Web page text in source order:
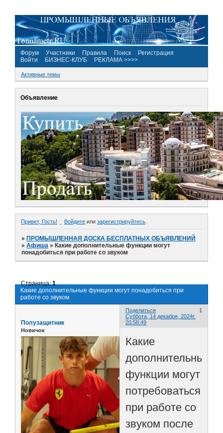
Форум Участники Правила Поиск
Регистрация
Войти
БИЗНЕС-КЛУБ РЕКЛАМА >>>>
Активные темы
Объявление
Привет, Гость! Войдите или зарегистрируйтесь
»ПРОМЫШЛЕННАЯ ДОСКА БЕСПЛАТНЫХ ОБЪЯВЛЕНИЙ
»Афиша »Какие дополнительные функции могут
понадобиться при работе со звуком
Какие дополнительные функции могут понадобиться при
работе со звуком
Страница:1
Поделиться
1
Суббота, 14 декабря, 2024г.
20:58:49
Полузащитник
Новичок
Какие
дополнительные
функции могут
потребоваться
при работе со
звуком после